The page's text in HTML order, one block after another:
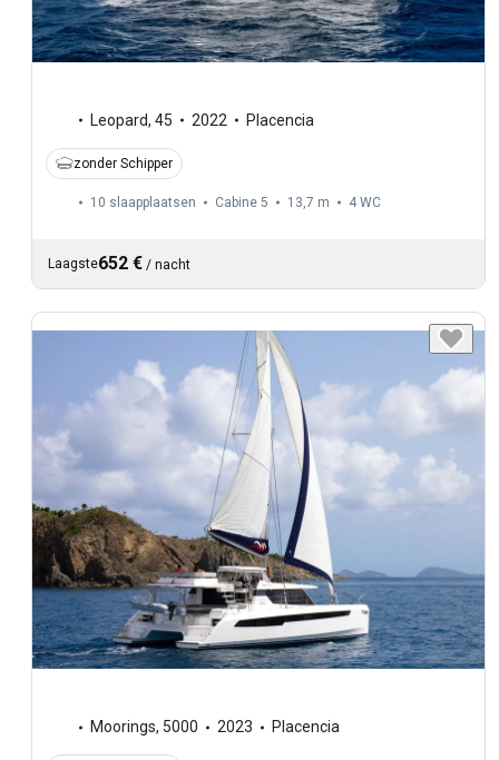
Leopard, 45 2022 Placencia
zonder Schipper
10 slaapplaatsen Cabine 5 13,7 m 4 WC
Laagste652 € / nacht
Moorings, 5000 2023 Placencia